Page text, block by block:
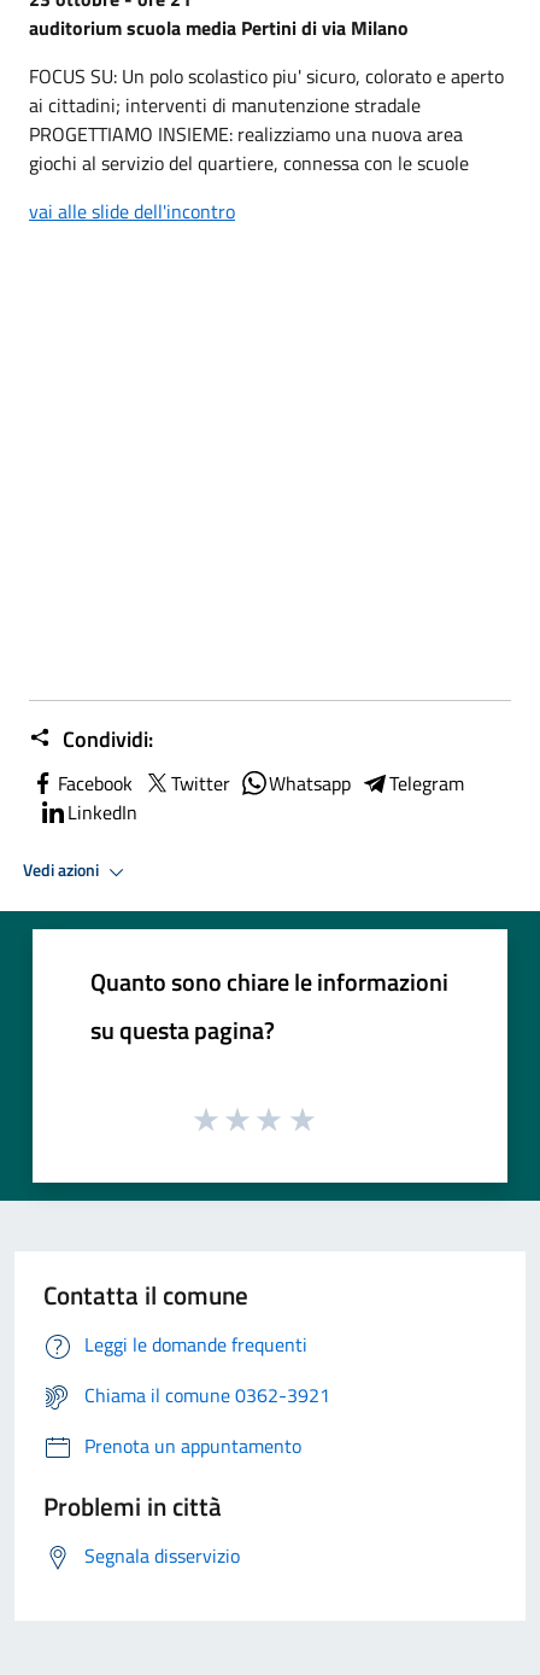
auditorium scuola media Pertini di via Milano
FOCUS SU: Un polo scolastico piu' sicuro, colorato e aperto
ai cittadini; interventi di manutenzione stradale
PROGETTIAMO INSIEME: realizziamo una nuova area
giochi al servizio del quartiere, connessa con le scuole
vai alle slide dell'incontro
Condividi:
Facebook Twitter Whatsapp
Telegram
LinkedIn
Vedi azioni
Quanto sono chiare le informazioni
su questa pagina?
Contatta il comune
Leggi le domande frequenti
Chiama il comune 0362-3921
Prenota un appuntamento
Problemi in città
Segnala disservizio